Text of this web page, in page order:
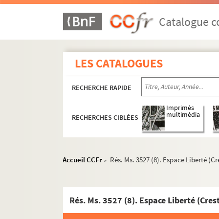
Catalogue
LES CATALOGUES
RECHERCHE RAPIDE
RECHERCHES CIBLÉES
Imprimés
multimédia
Accueil CCFr > Rés. Ms. 3527 (8). Espace Liberté
Rés. Ms. 3527 (8). Espace Liberté
Rés. Ms. 3519-3539. Correspondance littéraire